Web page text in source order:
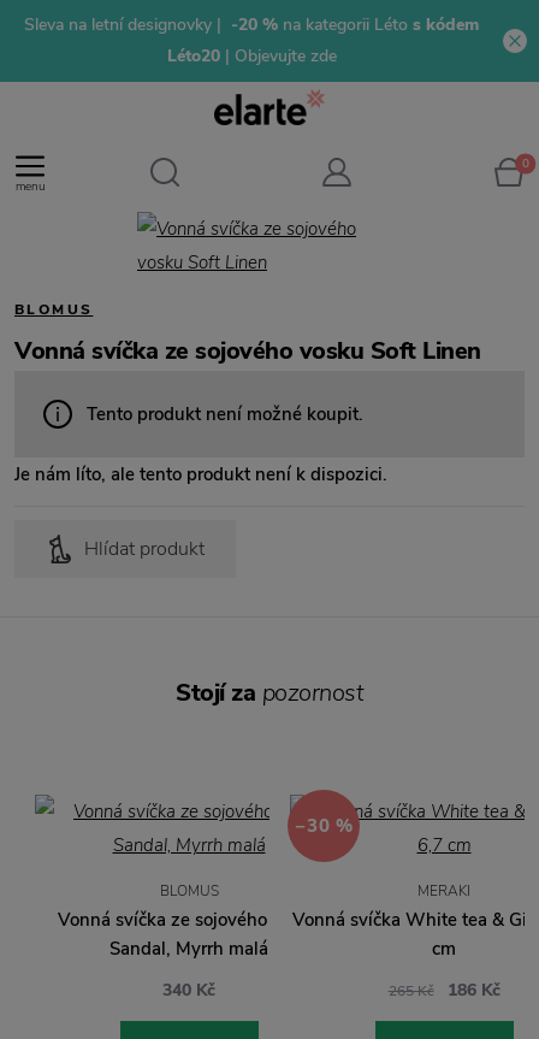
Sleva na letní designovky | -20 % na kategorii Léto s kódem
Léto20 | Objevujte zde
menu
0
BLOMUS
Vonná svíčka ze sojového vosku Soft Linen
Tento produkt není možné koupit.
Je nám líto, ale tento produkt není k dispozici.
Hlídat produkt
Stojí za pozornost
BLOMUS
Vonná svíčka ze sojového vosku
Sandal, Myrrh malá
340 Kč
−30 %
MERAKI
Vonná svíčka White tea &
cm
265 Kč 186 Kč